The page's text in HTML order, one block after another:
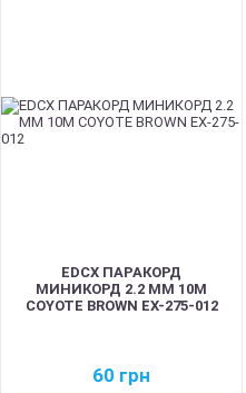
EDCX ПАРАКОРД
МИНИКОРД 2.2 ММ 10М
COYOTE BROWN EX-275-012
60 грн